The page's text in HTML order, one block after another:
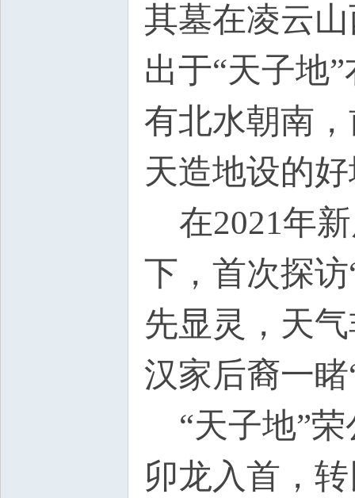
其墓在凌云
出于“天子地
有北水朝南
天造地设的
在2021年新
下，首次探
先显灵，天
汉家后裔一
“天子地”荣
卯龙入首，